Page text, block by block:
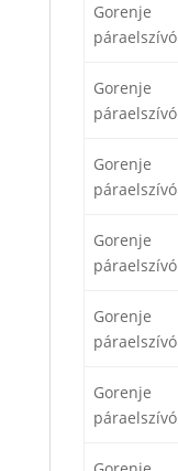
Gorenje
páraelszívó
Gorenje
páraelszívó
Gorenje
páraelszívó
Gorenje
páraelszívó
Gorenje
páraelszívó
Gorenje
páraelszívó